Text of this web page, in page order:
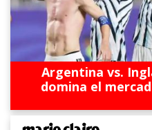
Argentina vs.
domina el